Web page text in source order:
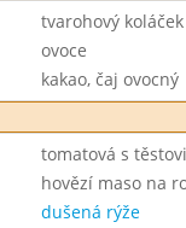
tvarohový koláček
ovoce
kakao, čaj ovocný
tomatová s
hovězí maso na
dušená rýže